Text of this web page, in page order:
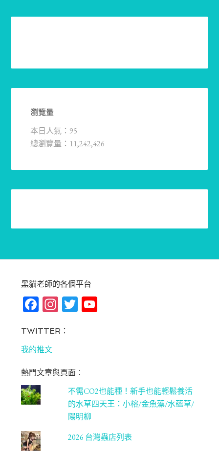
瀏覽量
本日人氣：95
總瀏覽量：11,242,426
黑貓老師的各個平台
Fa
bo
ok
In
ag
m
T Yo
C
ha
n
ne
l
TWITTER：
我的推文
熱門文章與頁面︰
不需CO2也能種！新手也能輕鬆養活
的水草四天王：小榕/金魚藻/水蘊草/
陽明柳
2026 台灣蟲店列表